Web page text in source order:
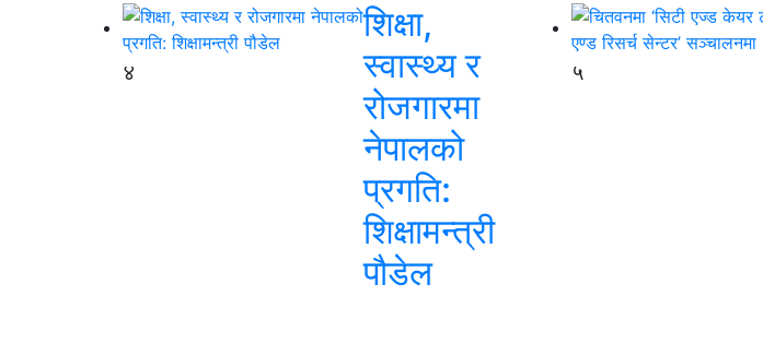
४
शिक्षा,
स्वास्थ्य र
रोजगारमा
नेपालको
प्रगति:
शिक्षामन्त्री
पौडेल
५